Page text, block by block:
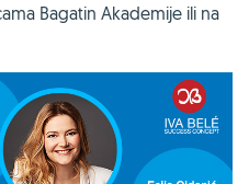
Bagatin Akademije ili na